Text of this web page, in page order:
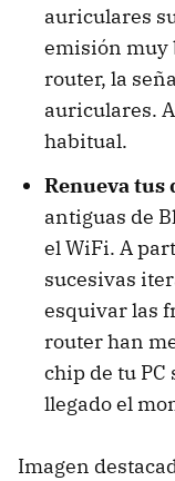
auriculares
emisión muy
router, la
auriculares.
habitual.
Renueva tus
antiguas de
el WiFi. A
sucesivas
esquivar las
router han
chip de tu
llegado el
Imagen